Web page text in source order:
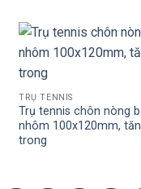
TRỤ TENNIS
Trụ tennis chôn nòng
nhôm 100x120mm,
trong